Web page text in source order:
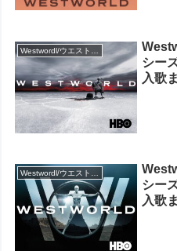
シー
入歌
Westwordl/ウエストワールド
シー
入歌